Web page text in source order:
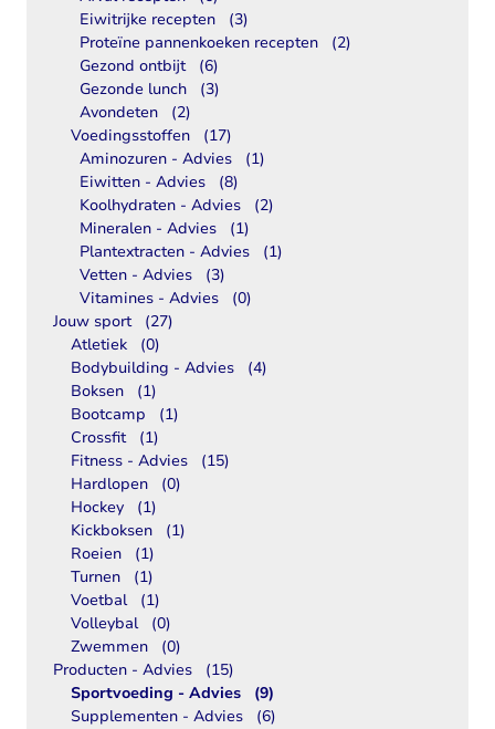
Eiwitrijke recepten
(3)
Proteïne pannenkoeken recepten
(2)
Gezond ontbijt
(6)
Gezonde lunch
(3)
Avondeten
(2)
Voedingsstoffen
(17)
Aminozuren - Advies
(1)
Eiwitten - Advies
(8)
Koolhydraten - Advies
(2)
Mineralen - Advies
(1)
Plantextracten - Advies
(1)
Vetten - Advies
(3)
Vitamines - Advies
(0)
Jouw sport
(27)
Atletiek
(0)
Bodybuilding - Advies
(4)
Boksen
(1)
Bootcamp
(1)
Crossfit
(1)
Fitness - Advies
(15)
Hardlopen
(0)
Hockey
(1)
Kickboksen
(1)
Roeien
(1)
Turnen
(1)
Voetbal
(1)
Volleybal
(0)
Zwemmen
(0)
Producten - Advies
(15)
Sportvoeding - Advies
(9)
Supplementen - Advies
(6)